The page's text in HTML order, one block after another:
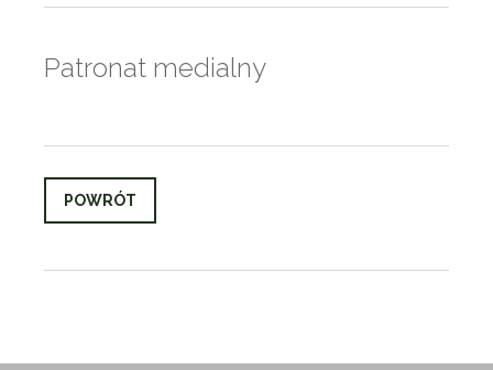
Patronat medialny
POWRÓT